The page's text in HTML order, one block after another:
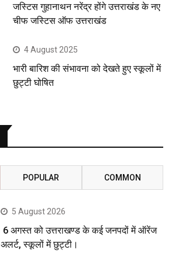
जस्टिस गुहानाथन नरेंद्र होंगे उत्तराखंड के नए
चीफ जस्टिस ऑफ उत्तराखंड
4 August 2025
भारी बारिश की संभावना को देखते हुए स्कूलों में
छुट्टी घोषित
POPULAR COMMON
5 August 2026
6 अगस्त को उत्तराखण्ड के कई जनपदों में ऑरेंज
अलर्ट, स्कूलों में छुट्टी।